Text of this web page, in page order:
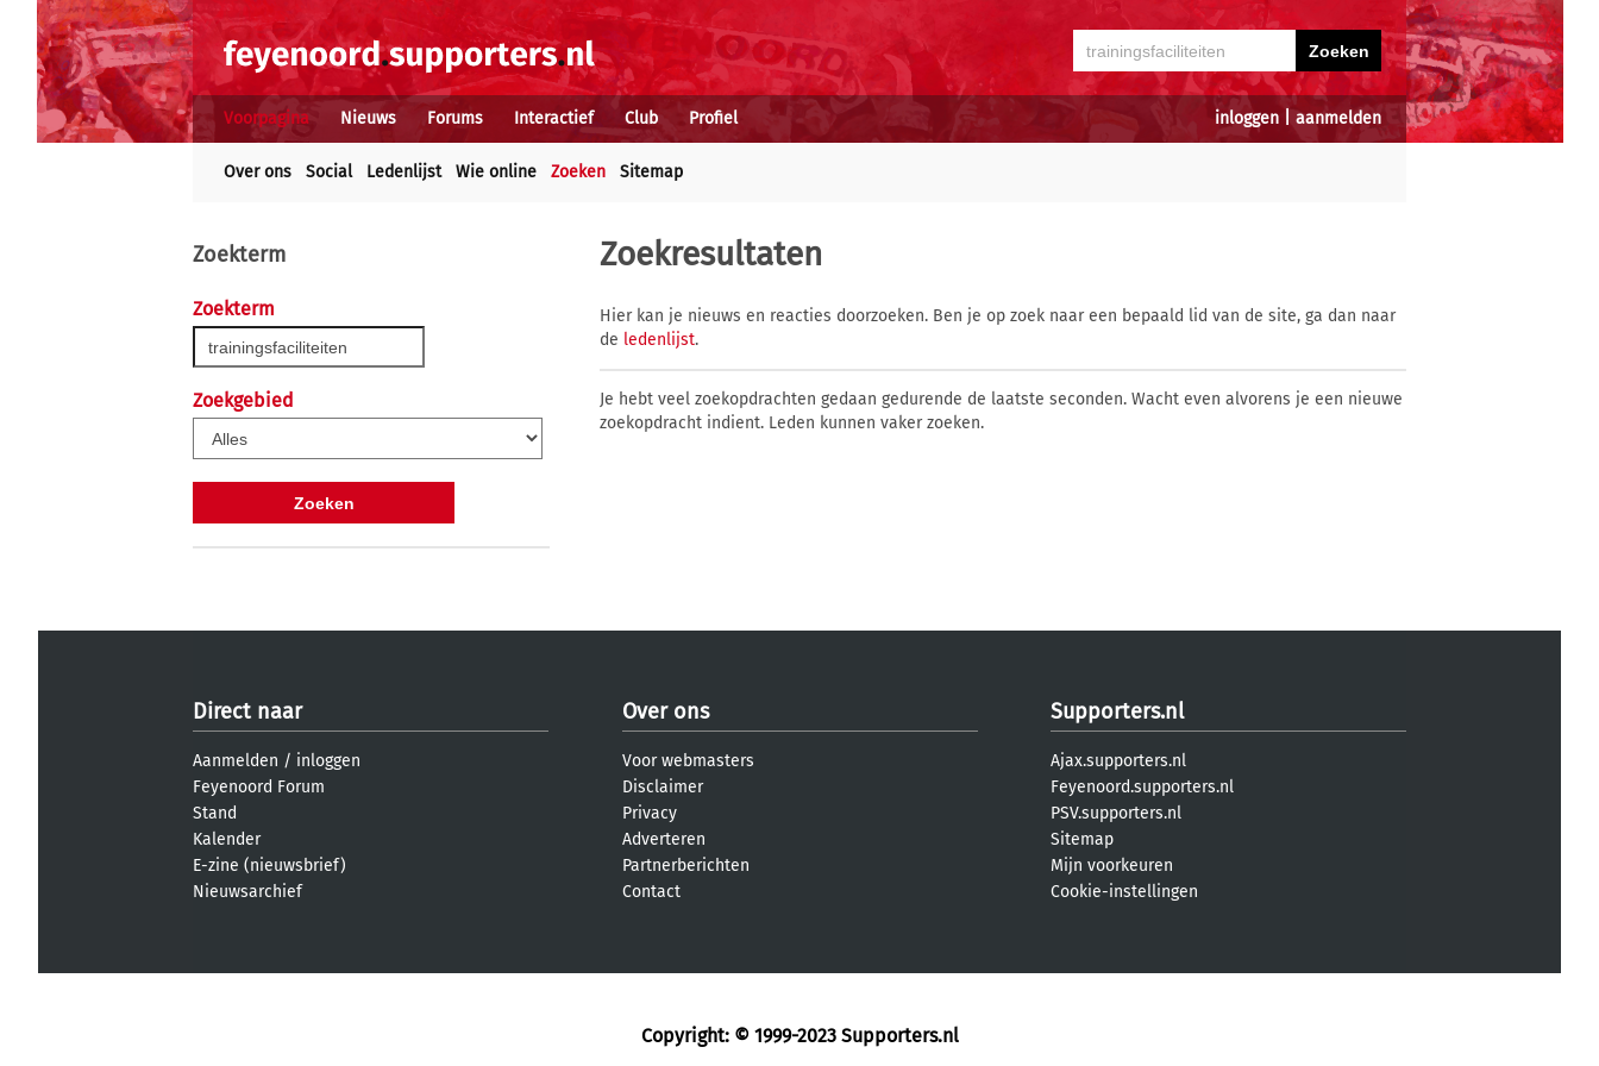
inloggen aanmelden
Voorpagina Nieuws Forums Interactief Club Profiel
Over ons Social Ledenlijst Wie online Zoeken Sitemap
Zoekterm
Zoekterm
Zoekgebied
Zoekresultaten
Hier kan je nieuws en reacties doorzoeken. Ben je op zoek naar een bepaald lid van de site, ga dan naar
de ledenlijst.
Je hebt veel zoekopdrachten gedaan gedurende de laatste seconden. Wacht even alvorens je een nieuwe
zoekopdracht indient. Leden kunnen vaker zoeken.
Direct naar
Aanmelden / inloggen
Feyenoord Forum
Stand
Kalender
E-zine (nieuwsbrief)
Nieuwsarchief
Over ons
Voor webmasters
Disclaimer
Privacy
Adverteren
Partnerberichten
Contact
Supporters.nl
Ajax.supporters.nl
Feyenoord.supporters.nl
PSV.supporters.nl
Sitemap
Mijn voorkeuren
Cookie-instellingen
Copyright: © 1999-2023 Supporters.nl